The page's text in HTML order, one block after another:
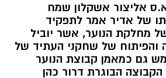
אליצור אשקלון שמח
של אדיר אמר לתפקיד
מחלקת הנוער, אשר יוביל
והפיתוח של שחקני העתיד של
גם כמאמן קבוצת הנוער
הבוגרת דרור כהן